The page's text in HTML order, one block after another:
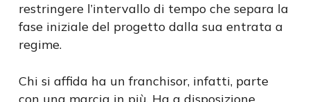
restringere l’intervallo di tempo che separa la
fase iniziale del progetto dalla sua entrata a
regime.
Chi si affida ha un franchisor, infatti, parte